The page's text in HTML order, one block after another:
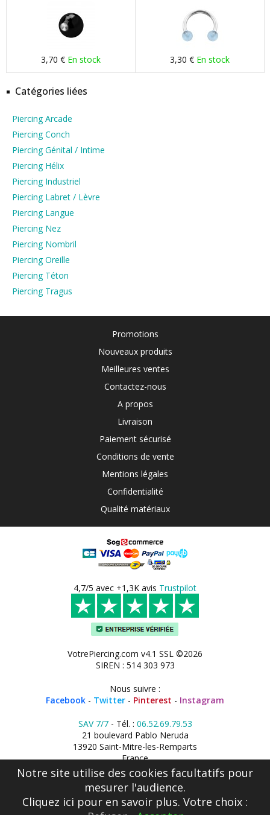
3,70 € En stock 3,30 € En stock
Catégories liées
Piercing Arcade
Piercing Conch
Piercing Génital / Intime
Piercing Hélix
Piercing Industriel
Piercing Labret / Lèvre
Piercing Langue
Piercing Nez
Piercing Nombril
Piercing Oreille
Piercing Téton
Piercing Tragus
Promotions
Nouveaux produits
Meilleures ventes
Contactez-nous
A propos
Livraison
Paiement sécurisé
Conditions de vente
Mentions légales
Confidentialité
Qualité matériaux
4,7/5 avec +1,3K avis Trustpilot
VotrePiercing.com v4.1 SSL ©2026
SIREN : 514 303 973
Nous suivre :
Facebook - Twitter - Pinterest - Instagram
SAV 7/7- Tél. : 06.52.69.79.53
21 boulevard Pablo Neruda
13920 Saint-Mitre-les-Remparts
France
Notre site utilise des cookies facultatifs pour
mesurer l'audience.
Cliquez ici pour en savoir plus. Votre choix :